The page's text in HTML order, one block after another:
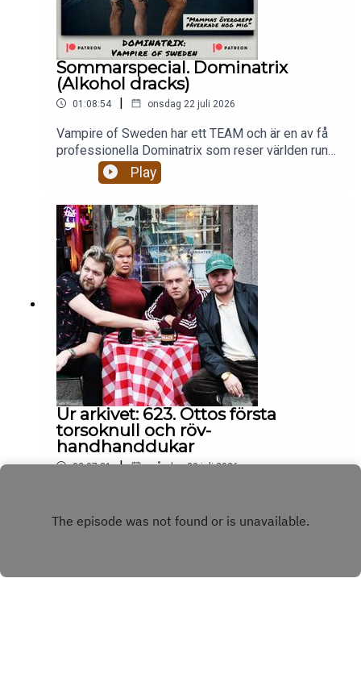
Sommarspecial. Dominatrix
(Alkohol dracks)
01:08:54 | onsdag 22 juli 2026
Vampire of Sweden har ett TEAM och är en av få
professionella Dominatrix som reser världen runt
och dominerar och förnedrar män. Hur ser hennes
arbete ut egentligen? Är hon någonsin rädd? Hur
mammas övergrepp påverkat hennes val av
arbete?
Play
Ur arkivet: 623. Ottos första
torsoknull och röv-
handhanddukar
02:07:31 | måndag 20 juli 2026